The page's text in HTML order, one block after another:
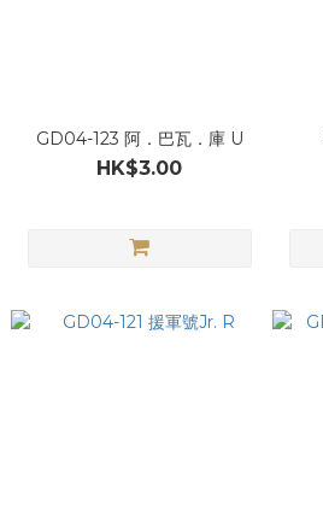
GD04-123 阿．巴瓦．庫 U
HK$3.00